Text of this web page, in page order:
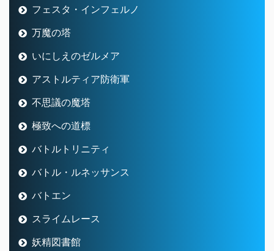
フェスタ・インフェルノ
万魔の塔
いにしえのゼルメア
アストルティア防衛軍
不思議の魔塔
極致への道標
バトルトリニティ
バトル・ルネッサンス
バトエン
スライムレース
妖精図書館